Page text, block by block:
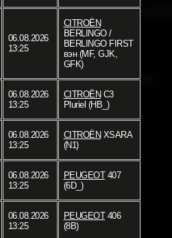
06.08.2026
13:25
CITROËN
BERLINGO /
BERLINGO FIRST
вэн (MF, GJK,
GFK)
06.08.2026
13:25
CITROËN C3
Pluriel (HB_)
06.08.2026
13:25
CITROËN XSARA
(N1)
06.08.2026
13:25
PEUGEOT407
(6D_)
06.08.2026
13:25
PEUGEOT406
(8B)